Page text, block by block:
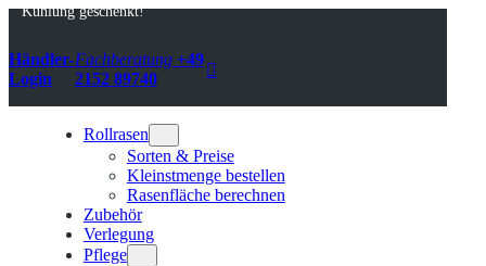
Kühlung geschenkt!
Händler-
Login
Fachberatung +49
2152 89740

Rollrasen
Sorten & Preise
Kleinstmenge bestellen
Rasenfläche berechnen
Zubehör
Verlegung
Pflege